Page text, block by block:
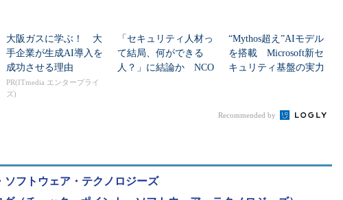
大阪ガスに学ぶ！ 大
手企業が生成AI導入を
成功させる理由
PR(ITmedia エンタープライ
ズ)
「セキュリティ人材っ
て結局、何ができる
人？」に結論か NCO
“Mythos超え”AIモデル
を搭載 Microsoft新セ
キュリティ基盤の実力
Recommended by
ソフトウェア・テクノロジーズ